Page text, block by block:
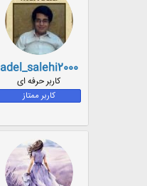
adel_salehi2000
کاربر حرفه ای
کاربر ممتاز